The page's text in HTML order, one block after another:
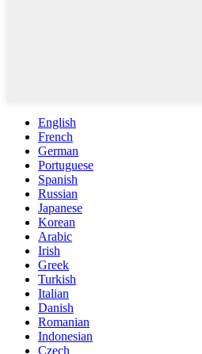
English
French
German
Portuguese
Spanish
Russian
Japanese
Korean
Arabic
Irish
Greek
Turkish
Italian
Danish
Romanian
Indonesian
Czech